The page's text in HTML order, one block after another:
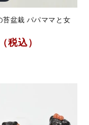
苔盆栽 パパママと女
税込）